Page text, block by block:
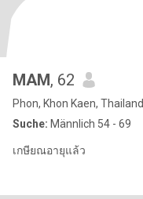
MAM, 62
Phon, Khon Kaen, Thailand
Suche: Männlich 54 - 69
เกษียณอายุแล้ว